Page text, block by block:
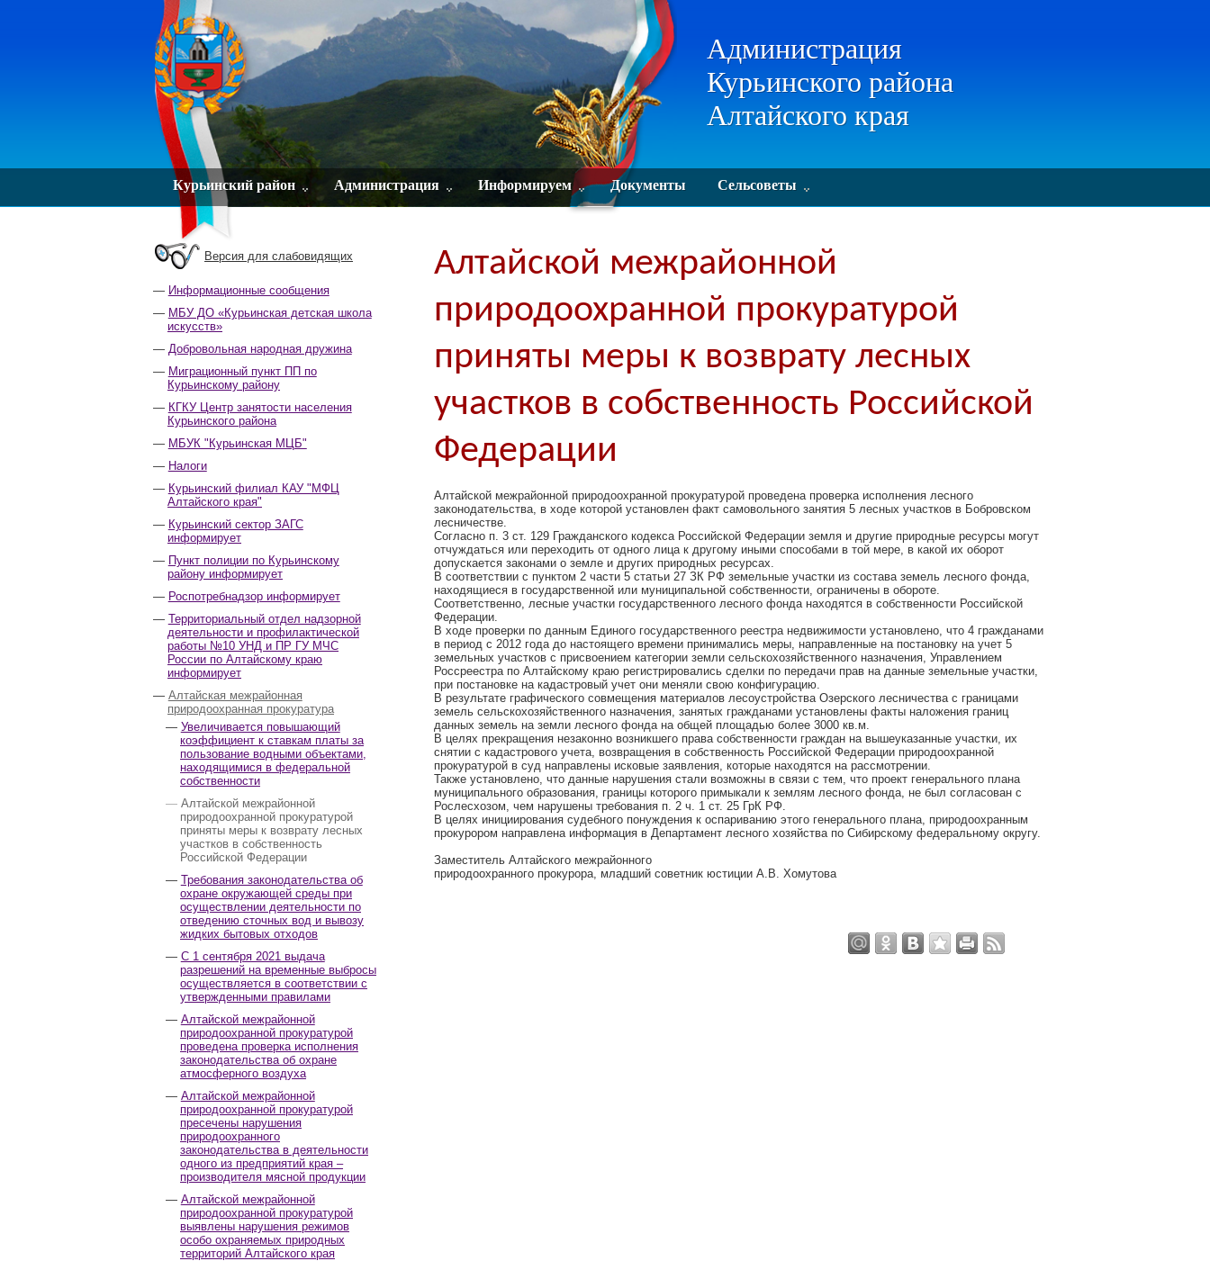
Администрация
Курьинского района
Алтайского края
Курьинский район Администрация Информируем Документы Сельсоветы
Версия для слабовидящих
Информационные сообщения
МБУ ДО «Курьинская детская школа
искусств»
Добровольная народная дружина
Миграционный пункт ПП по
Курьинскому району
КГКУ Центр занятости населения
Курьинского района
МБУК "Курьинская МЦБ"
Налоги
Курьинский филиал КАУ "МФЦ
Алтайского края"
Курьинский сектор ЗАГС
информирует
Пункт полиции по Курьинскому
району информирует
Роспотребнадзор информирует
Территориальный отдел надзорной
деятельности и профилактической
работы №10 УНД и ПР ГУ МЧС
России по Алтайскому краю
информирует
Алтайская межрайонная
природоохранная прокуратура
Увеличивается повышающий
коэффициент к ставкам платы за
пользование водными объектами,
находящимися в федеральной
собственности
Алтайской межрайонной
природоохранной прокуратурой
приняты меры к возврату лесных
участков в собственность
Российской Федерации
Требования законодательства об
охране окружающей среды при
осуществлении деятельности по
отведению сточных вод и вывозу
жидких бытовых отходов
С 1 сентября 2021 выдача
разрешений на временные выбросы
осуществляется в соответствии с
утвержденными правилами
Алтайской межрайонной
природоохранной прокуратурой
проведена проверка исполнения
законодательства об охране
атмосферного воздуха
Алтайской межрайонной
природоохранной прокуратурой
пресечены нарушения
природоохранного
законодательства в деятельности
одного из предприятий края –
производителя мясной продукции
Алтайской межрайонной
природоохранной прокуратурой
выявлены нарушения режимов
особо охраняемых природных
территорий Алтайского края
Алтайской межрайонной
природоохранной прокуратурой
приняты меры к возврату лесных
участков в собственность Российской
Федерации
Алтайской межрайонной природоохранной прокуратурой проведена проверка исполнения лесного
законодательства, в ходе которой установлен факт самовольного занятия 5 лесных участков в Бобровском
лесничестве.
Согласно п. 3 ст. 129 Гражданского кодекса Российской Федерации земля и другие природные ресурсы могут
отчуждаться или переходить от одного лица к другому иными способами в той мере, в какой их оборот
допускается законами о земле и других природных ресурсах.
В соответствии с пунктом 2 части 5 статьи 27 ЗК РФ земельные участки из состава земель лесного фонда,
находящиеся в государственной или муниципальной собственности, ограничены в обороте.
Соответственно, лесные участки государственного лесного фонда находятся в собственности Российской
Федерации.
В ходе проверки по данным Единого государственного реестра недвижимости установлено, что 4 гражданами
в период с 2012 года до настоящего времени принимались меры, направленные на постановку на учет 5
земельных участков с присвоением категории земли сельскохозяйственного назначения, Управлением
Россреестра по Алтайскому краю регистрировались сделки по передачи прав на данные земельные участки,
при постановке на кадастровый учет они меняли свою конфигурацию.
В результате графического совмещения материалов лесоустройства Озерского лесничества с границами
земель сельскохозяйственного назначения, занятых гражданами установлены факты наложения границ
данных земель на земли лесного фонда на общей площадью более 3000 кв.м.
В целях прекращения незаконно возникшего права собственности граждан на вышеуказанные участки, их
снятии с кадастрового учета, возвращения в собственность Российской Федерации природоохранной
прокуратурой в суд направлены исковые заявления, которые находятся на рассмотрении.
Также установлено, что данные нарушения стали возможны в связи с тем, что проект генерального плана
муниципального образования, границы которого примыкали к землям лесного фонда, не был согласован с
Рослесхозом, чем нарушены требования п. 2 ч. 1 ст. 25 ГрК РФ.
В целях инициирования судебного понуждения к оспариванию этого генерального плана, природоохранным
прокурором направлена информация в Департамент лесного хозяйства по Сибирскому федеральному округу.
Заместитель Алтайского межрайонного
природоохранного прокурора, младший советник юстиции А.В. Хомутова